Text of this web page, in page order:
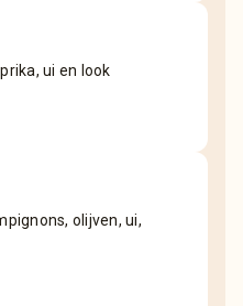
ui en look
olijven, ui,